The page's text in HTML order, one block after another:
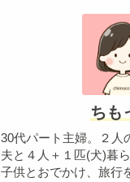
ちも
30代パート主婦。２人
夫と４人＋１匹(犬)暮ら
子供とおでかけ、旅行